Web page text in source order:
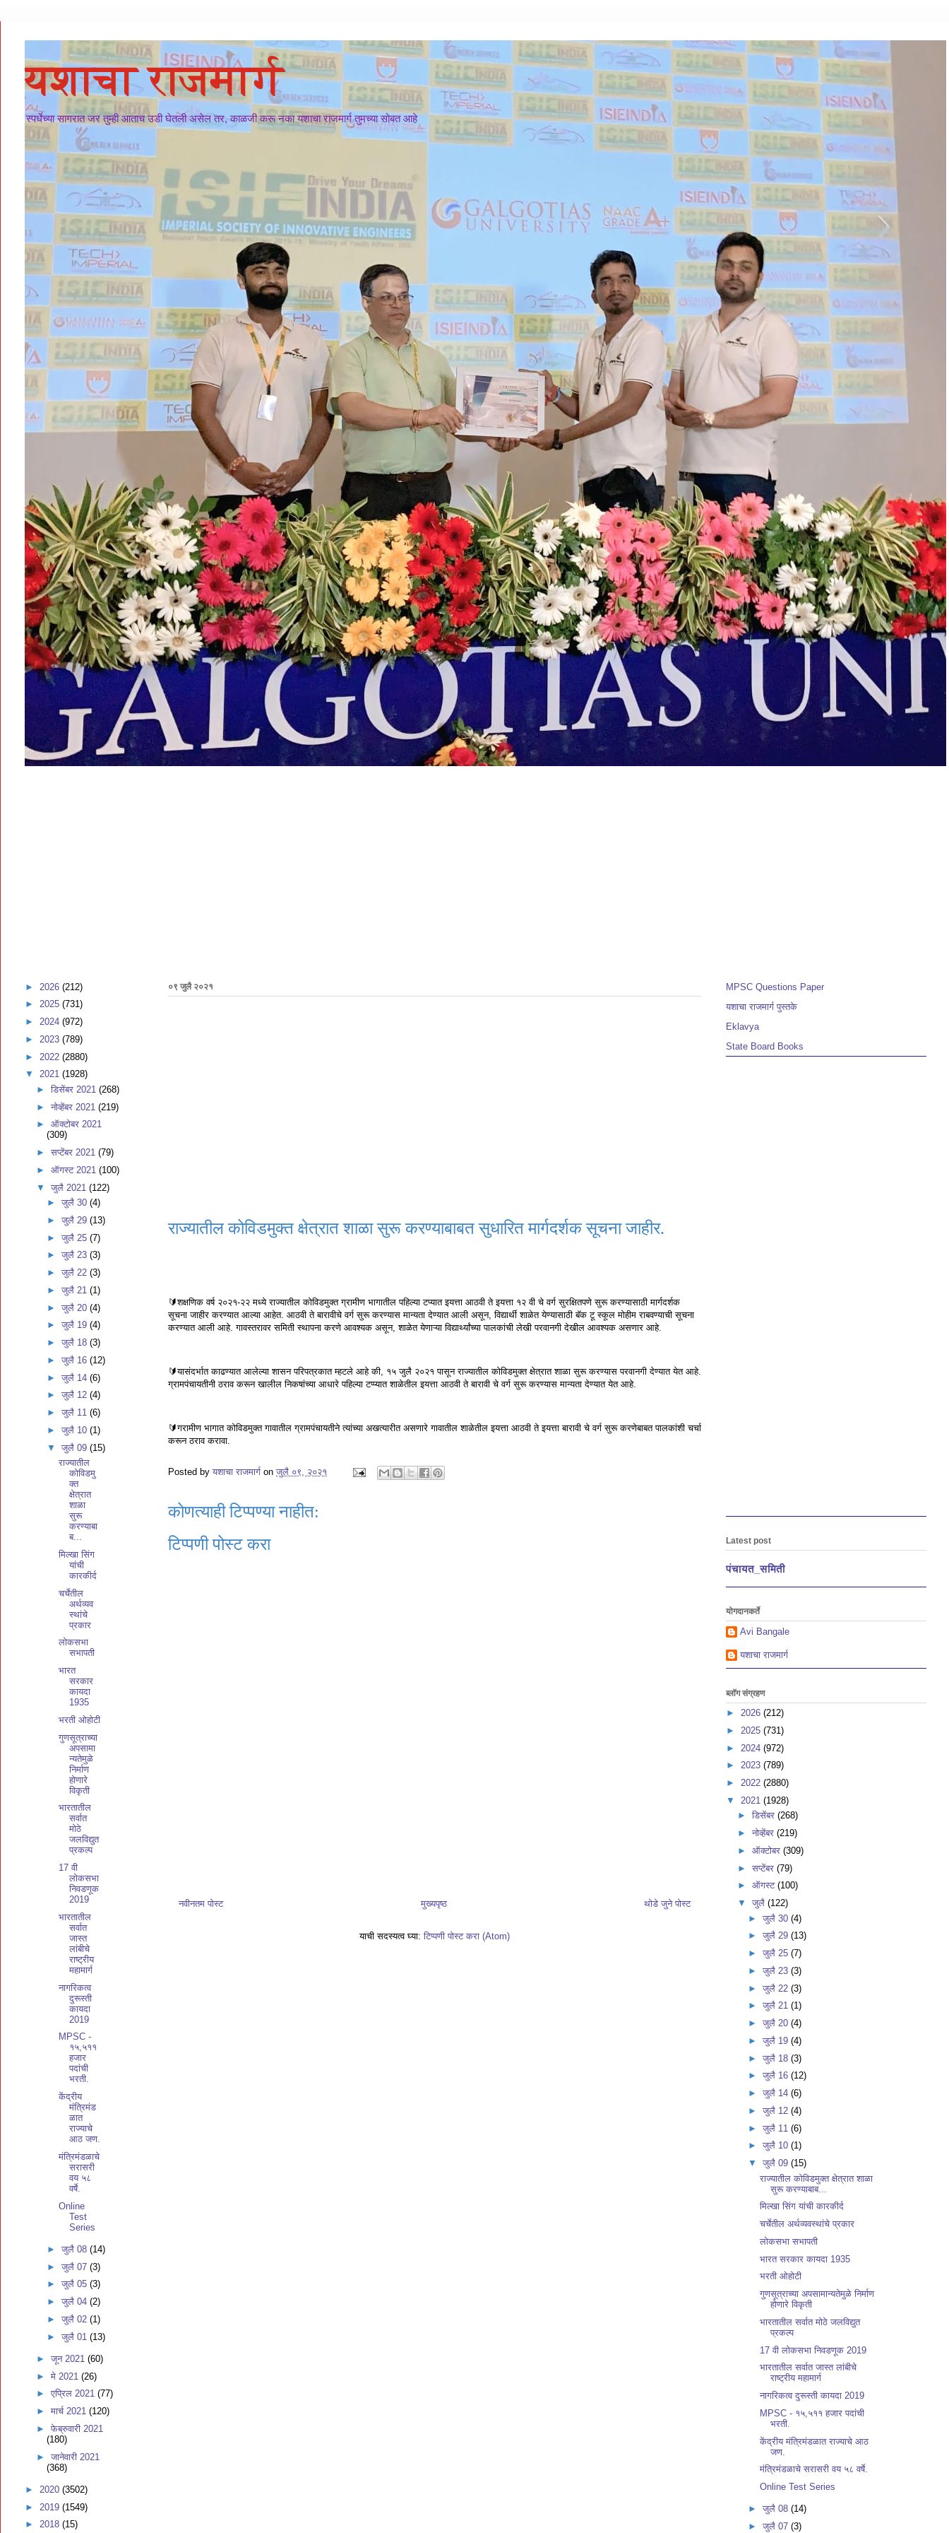
यशाचा राजमार्ग
स्पर्धेच्या सागरात जर तुम्ही आताच उडी घेतली असेल तर, काळजी करू नका यशाचा राजमार्ग तुमच्या सोबत आहे
०९ जुलै २०२१
राज्यातील कोविडमुक्त क्षेत्रात शाळा सुरू करण्याबाबत सुधारित मार्गदर्शक सूचना जाहीर.
🔰शक्षणिक वर्ष २०२१-२२ मध्ये राज्यातील कोविडमुक्त ग्रामीण भागातील पहिल्या टप्यात इयत्ता आठवी ते इयत्ता १२ वी चे वर्ग सुरक्षितपणे सुरू करण्यासाठी मार्गदर्शक
सूचना जाहीर करण्यात आल्या आहेत. आठवी ते बारावीचे वर्ग सुरू करण्यास मान्यता देण्यात आली असून, विद्यार्थी शाळेत येण्यासाठी बॅक टू स्कूल मोहीम राबवण्याची सूचना
करण्यात आली आहे. गावस्तरावर समिती स्थापना करणे आवश्यक असून, शाळेत येणाऱ्या विद्यार्थ्यांच्या पालकांची लेखी परवानगी देखील आवश्यक असणार आहे.
🔰यासंदर्भात काढण्यात आलेल्या शासन परिपत्रकात म्हटले आहे की, १५ जुलै २०२१ पासून राज्यातील कोविडमुक्त क्षेत्रात शाळा सुरू करण्यास परवानगी देण्यात येत आहे.
ग्रामपंचायतीनी ठराव करून खालील निकषांच्या आधारे पहिल्या टप्प्यात शाळेतील इयत्ता आठवी ते बारावी चे वर्ग सुरू करण्यास मान्यता देण्यात येत आहे.
🔰गरामीण भागात कोविडमुक्त गावातील ग्रामपंचायतीने त्यांच्या अखत्यारीत असणारे गावातील शाळेतील इयत्ता आठवी ते इयत्ता बारावी चे वर्ग सुरू करणेबाबत पालकांशी चर्चा
करून ठराव करावा.
Posted by यशाचा राजमार्ग on जुलै ०९, २०२१
कोणत्याही टिप्पण्‍या नाहीत:
टिप्पणी पोस्ट करा
नवीनतम पोस्ट थोडे जुने पोस्ट
मुख्यपृष्ठ
याची सदस्यत्व घ्या: टिप्पणी पोस्ट करा (Atom)
► 2026 (212)
► 2025 (731)
► 2024 (972)
► 2023 (789)
► 2022 (2880)
▼ 2021 (1928)
► डिसेंबर 2021 (268)
► नोव्हेंबर 2021 (219)
► ऑक्टोबर 2021
(309)
► सप्टेंबर 2021 (79)
► ऑगस्ट 2021 (100)
▼ जुलै 2021 (122)
►जुलै 30(4)
►जुलै 29(13)
►जुलै 25(7)
►जुलै 23(3)
►जुलै 22(3)
►जुलै 21(1)
►जुलै 20(4)
►जुलै 19(4)
►जुलै 18(3)
►जुलै 16(12)
►जुलै 14(6)
►जुलै 12(4)
►जुलै 11(6)
►जुलै 10(1)
▼जुलै 09(15)
राज्यातील
कोविडमु
क्त
क्षेत्रात
शाळा
सुरू
करण्याबा
ब...
मिल्खा सिंग
यांची
कारकीर्द
चर्चेतील
अर्थव्यव
स्थांचे
प्रकार
लोकसभा
सभापती
भारत
सरकार
कायदा
1935
भरती ओहोटी
गुणसूत्राच्या
अपसामा
न्यतेमुळे
निर्माण
होणारे
विकृती
भारतातील
सर्वात
मोठे
जलविद्युत
प्रकल्प
17 वी
लोकसभा
निवडणूक
2019
भारतातील
सर्वात
जास्त
लांबीचे
राष्ट्रीय
महामार्ग
नागरिकत्व
दुरूस्ती
कायदा
2019
MPSC -
१५,५११
हजार
पदांची
भरती.
केंद्रीय
मंत्रिमंड
ळात
राज्याचे
आठ जण.
मंत्रिमंडळाचे
सरासरी
वय ५८
वर्षे.
Online
Test
Series
►जुलै 08(14)
►जुलै 07(3)
►जुलै 05(3)
►जुलै 04(2)
►जुलै 02(1)
►जुलै 01(13)
► जून 2021 (60)
► मे 2021 (26)
► एप्रिल 2021 (77)
► मार्च 2021 (120)
► फेब्रुवारी 2021
(180)
► जानेवारी 2021
(368)
► 2020 (3502)
► 2019 (1549)
► 2018 (15)
MPSC Questions Paper
यशाचा राजमार्ग पुस्तके
Eklavya
State Board Books
Latest post
पंचायत_समिती
योगदानकर्ते
Avi Bangale
यशाचा राजमार्ग
ब्लॉग संग्रहण
► 2026 (212)
► 2025 (731)
► 2024 (972)
► 2023 (789)
► 2022 (2880)
▼ 2021 (1928)
► डिसेंबर (268)
► नोव्हेंबर (219)
► ऑक्टोबर (309)
► सप्टेंबर (79)
► ऑगस्ट (100)
▼ जुलै (122)
►जुलै 30(4)
►जुलै 29(13)
►जुलै 25(7)
►जुलै 23(3)
►जुलै 22(3)
►जुलै 21(1)
►जुलै 20(4)
►जुलै 19(4)
►जुलै 18(3)
►जुलै 16(12)
►जुलै 14(6)
►जुलै 12(4)
►जुलै 11(6)
►जुलै 10(1)
▼जुलै 09(15)
राज्यातील कोविडमुक्त क्षेत्रात शाळा
सुरू करण्याबाब...
मिल्खा सिंग यांची कारकीर्द
चर्चेतील अर्थव्यवस्थांचे प्रकार
लोकसभा सभापती
भारत सरकार कायदा 1935
भरती ओहोटी
गुणसूत्राच्या अपसामान्यतेमुळे निर्माण
होणारे विकृती
भारतातील सर्वात मोठे जलविद्युत
प्रकल्प
17 वी लोकसभा निवडणूक 2019
भारतातील सर्वात जास्त लांबीचे
राष्ट्रीय महामार्ग
नागरिकत्व दुरूस्ती कायदा 2019
MPSC - १५,५११ हजार पदांची
भरती.
केंद्रीय मंत्रिमंडळात राज्याचे आठ
जण.
मंत्रिमंडळाचे सरासरी वय ५८ वर्षे.
Online Test Series
►जुलै 08(14)
►जुलै 07(3)